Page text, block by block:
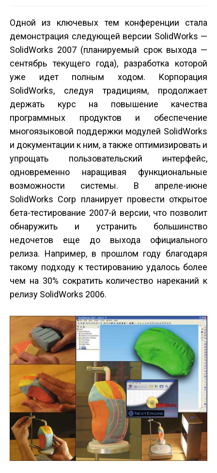
Одной из ключевых тем конференции стала
демонстрация следующей версии SolidWorks —
SolidWorks 2007 (планируемый срок выхода —
сентябрь текущего года), разработка которой
уже идет полным ходом. Корпорация
SolidWorks, следуя традициям, продолжает
держать курс на повышение качества
программных продуктов и обеспечение
многоязыковой поддержки модулей SolidWorks
и документации к ним, а также оптимизировать и
упрощать пользовательский интерфейс,
одновременно наращивая функциональные
возможности системы. В апреле-июне
SolidWorks Corp планирует провести открытое
бета-тестирование 2007-й версии, что позволит
обнаружить и устранить большинство
недочетов еще до выхода официального
релиза. Например, в прошлом году благодаря
такому подходу к тестированию удалось более
чем на 30% сократить количество нареканий к
релизу SolidWorks 2006.